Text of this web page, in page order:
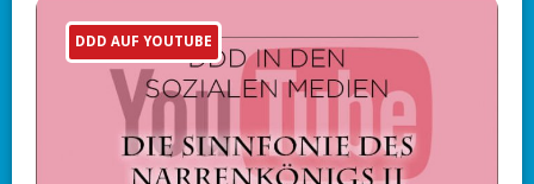
DDD AUF YOUTUBE